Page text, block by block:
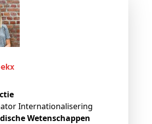
Internationalisering
Wetenschappen